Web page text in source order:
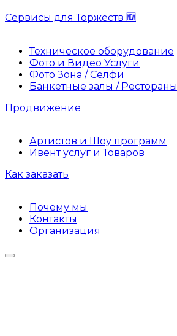
Сервисы для Торжеств 🆕
Техническое оборудование
Фото и Видео Услуги
Фото Зона / Селфи
Банкетные залы / Рестораны
Продвижение
Артистов и Шоу программ
Ивент услуг и Товаров
Как заказать
Почему мы
Контакты
Организация